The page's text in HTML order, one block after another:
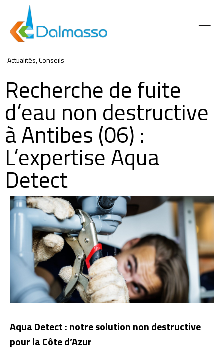
Actualités,Conseils
Recherche de fuite
d’eau non destructive
à Antibes (06) :
L’expertise Aqua
Detect
Aqua Detect : notre solution non destructive
pour la Côte d’Azur